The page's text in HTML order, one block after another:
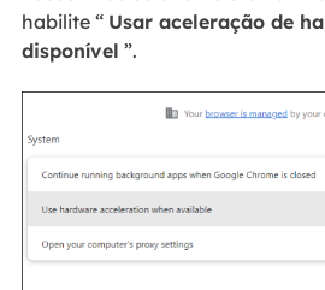
habilite “ Usar aceleração de
disponível ”.